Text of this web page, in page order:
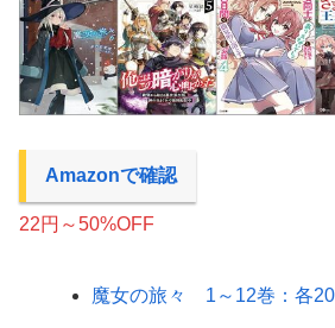
Amazonで確認
22円～50%OFF
魔女の旅々 1～12巻：各